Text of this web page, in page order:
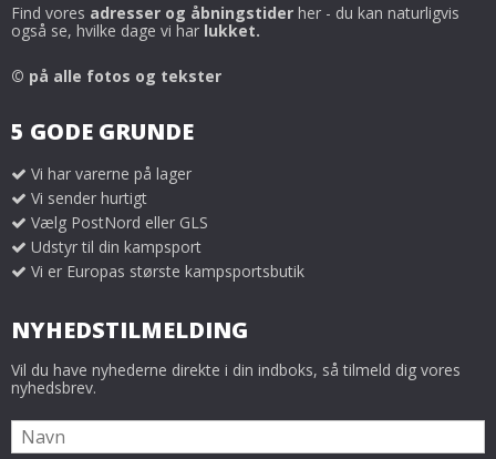
Find vores adresser og åbningstider her - du kan naturligvis
også se, hvilke dage vi har lukket.
© på alle fotos og tekster
5 GODE GRUNDE
Vi har varerne på lager
Vi sender hurtigt
Vælg PostNord eller GLS
Udstyr til din kampsport
Vi er Europas største kampsportsbutik
NYHEDSTILMELDING
Vil du have nyhederne direkte i din indboks, så tilmeld dig vores
nyhedsbrev.